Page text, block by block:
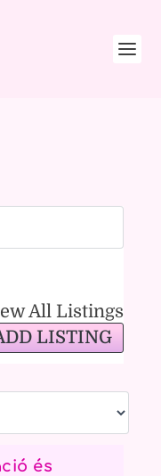
Search
All Listings
LISTING
és